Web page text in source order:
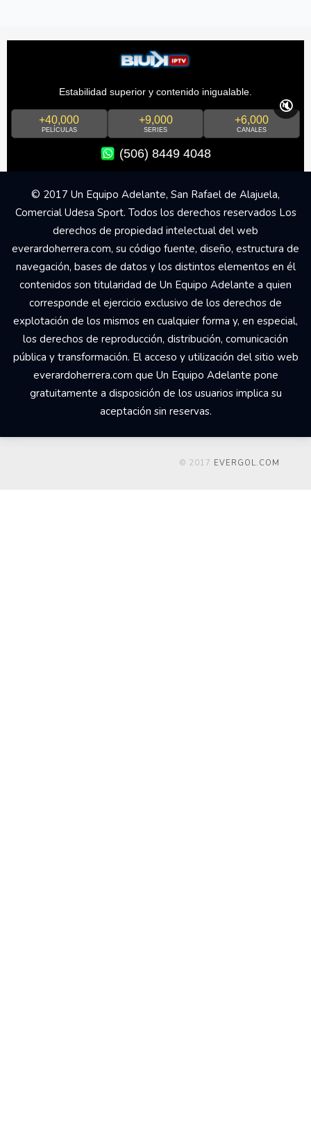
Estabilidad superior y contenido inigualable.
+40,000
PELÍCULAS
+9,000
SERIES
+6,000
CANALES
(506) 8449 4048
🔇
© 2017 Un Equipo Adelante, San Rafael de Alajuela,
Comercial Udesa Sport. Todos los derechos reservados Los
derechos de propiedad intelectual del web
everardoherrera.com, su código fuente, diseño, estructura de
navegación, bases de datos y los distintos elementos en él
contenidos son titularidad de Un Equipo Adelante a quien
corresponde el ejercicio exclusivo de los derechos de
explotación de los mismos en cualquier forma y, en especial,
los derechos de reproducción, distribución, comunicación
pública y transformación. El acceso y utilización del sitio web
everardoherrera.com que Un Equipo Adelante pone
gratuitamente a disposición de los usuarios implica su
aceptación sin reservas.
© 2017 EVERGOL.COM